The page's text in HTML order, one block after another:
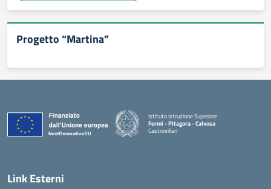
Progetto “Martina”
Istituto Istruzione Superiore
Fermi - Pitagora - Calvosa
Castrovillari
Link Esterni